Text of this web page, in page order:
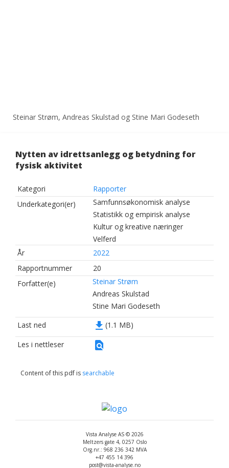
Steinar Strøm, Andreas Skulstad og Stine Mari Godeseth
Nytten av idrettsanlegg og betydning for
fysisk aktivitet
Kategori
Rapporter
Underkategori(er)
Samfunnsøkonomisk analyse
Statistikk og empirisk analyse
Kultur og kreative næringer
Velferd
År
2022
Rapportnummer
20
Forfatter(e)
Steinar Strøm
Andreas Skulstad
Stine Mari Godeseth
Last ned
file_download (1.1 MB)
Les i nettleser
find_in_page
Content of this pdf is searchable
Vista Analyse AS © 2026
Meltzers gate 4, 0257 Oslo
Org.nr.: 968 236 342 MVA
+47 455 14 396
post@vista-analyse.no